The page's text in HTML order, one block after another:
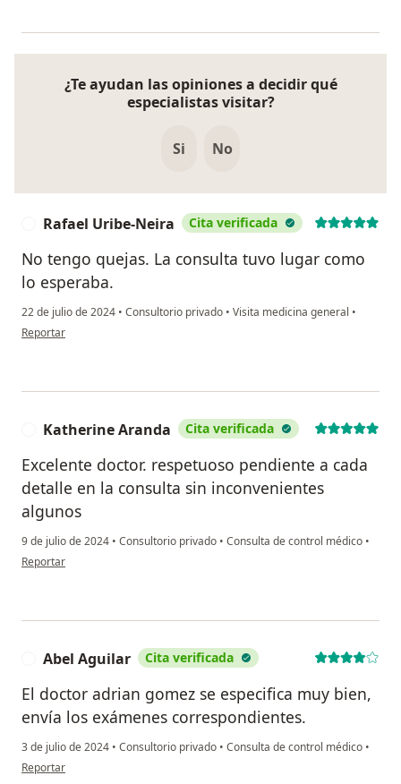
¿Te ayudan las opiniones a decidir qué
especialistas visitar?
Si No
Rafael Uribe-Neira Cita verificada
No tengo quejas. La consulta tuvo lugar como
lo esperaba.
22 de julio de 2024 • Consultorio privado • Visita medicina general •
en opinión del usuario Rafael Uribe-Neira
Reportar
Katherine Aranda Cita verificada
Excelente doctor. respetuoso pendiente a cada
detalle en la consulta sin inconvenientes
algunos
9 de julio de 2024 • Consultorio privado • Consulta de control médico •
en opinión del usuario Katherine Aranda
Reportar
Abel Aguilar Cita verificada
El doctor adrian gomez se especifica muy bien,
envía los exámenes correspondientes.
3 de julio de 2024 • Consultorio privado • Consulta de control médico •
en opinión del usuario Abel Aguilar
Reportar